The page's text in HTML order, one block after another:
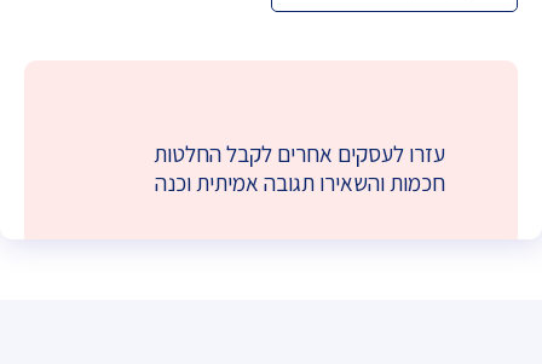
עזרו לעסקים אחרים לקבל החלטות
חכמות והשאירו תגובה אמיתית וכנה